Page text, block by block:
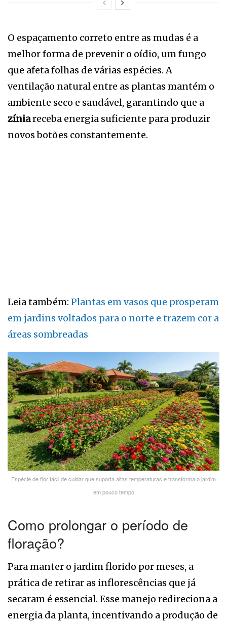
O espaçamento correto entre as mudas é a
melhor forma de prevenir o oídio, um fungo
que afeta folhas de várias espécies. A
ventilação natural entre as plantas mantém o
ambiente seco e saudável, garantindo que a
zíniareceba energia suficiente para produzir
novos botões constantemente.
Leia também: Plantas em vasos que prosperam
em jardins voltados para o norte e trazem cor a
áreas sombreadas
Espécie de flor fácil de cuidar que suporta altas temperaturas e transforma o jardim
em pouco tempo
Como prolongar o período de
floração?
Para manter o jardim florido por meses, a
prática de retirar as inflorescências que já
secaram é essencial. Esse manejo redireciona a
energia da planta, incentivando a produção de